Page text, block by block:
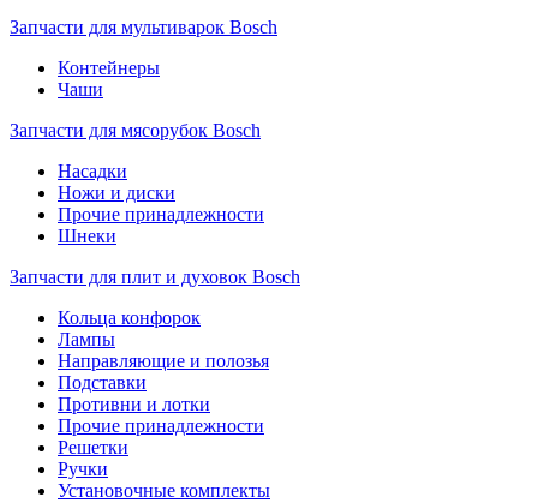
Запчасти для мультиварок Bosch
Контейнеры
Чаши
Запчасти для мясорубок Bosch
Насадки
Ножи и диски
Прочие принадлежности
Шнеки
Запчасти для плит и духовок Bosch
Кольца конфорок
Лампы
Направляющие и полозья
Подставки
Противни и лотки
Прочие принадлежности
Решетки
Ручки
Установочные комплекты